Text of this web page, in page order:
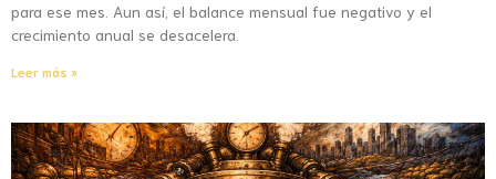
para ese mes. Aun así, el balance mensual fue negativo y el
crecimiento anual se desacelera.
Leer más »